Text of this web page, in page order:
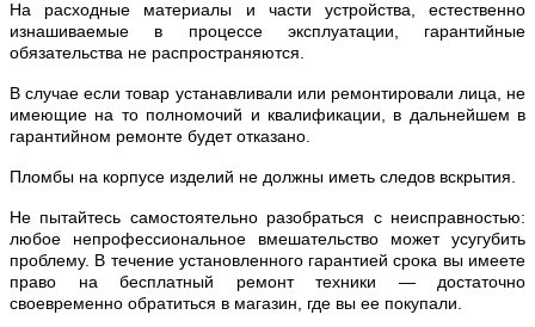
На расходные материалы и части устройства, естественно
изнашиваемые в процессе эксплуатации, гарантийные
обязательства не распространяются.
В случае если товар устанавливали или ремонтировали лица, не
имеющие на то полномочий и квалификации, в дальнейшем в
гарантийном ремонте будет отказано.
Пломбы на корпусе изделий не должны иметь следов вскрытия.
Не пытайтесь самостоятельно разобраться с неисправностью:
любое непрофессиональное вмешательство может усугубить
проблему. В течение установленного гарантией срока вы имеете
право на бесплатный ремонт техники — достаточно
своевременно обратиться в магазин, где вы ее покупали.